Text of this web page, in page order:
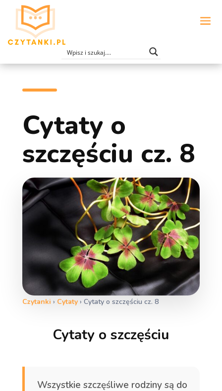
Cytaty o
szczęściu cz. 8
Czytanki › Cytaty› Cytaty o szczęściu cz. 8
Cytaty o szczęściu
Wszystkie szczęśliwe rodziny są do